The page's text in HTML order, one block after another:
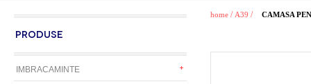
PRODUSE
IMBRACAMINTE
home / A39 / CAMASA